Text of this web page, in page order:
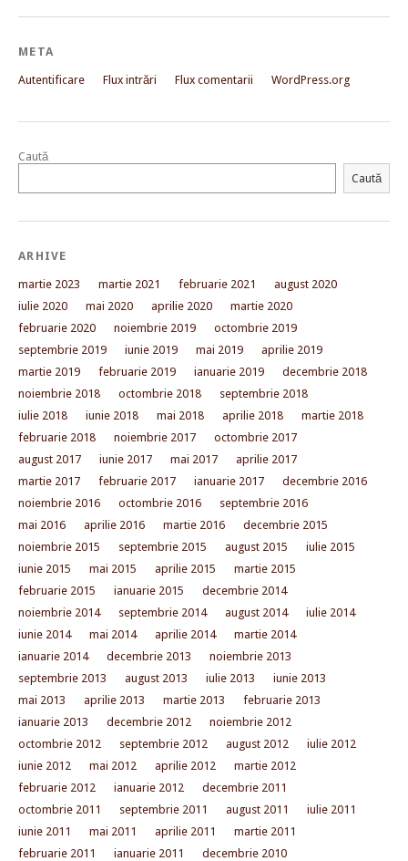
META
Autentificare Flux intrări Flux comentarii WordPress.org
Caută
Caută
ARHIVE
martie 2023 martie 2021 februarie 2021
august 2020
iulie 2020
mai 2020 aprilie 2020
martie 2020
februarie 2020
noiembrie 2019
octombrie 2019
septembrie 2019
iunie 2019 mai 2019
aprilie 2019
martie 2019
februarie 2019 ianuarie 2019
decembrie 2018
noiembrie 2018
octombrie 2018
septembrie 2018
iulie 2018
iunie 2018 mai 2018 aprilie 2018
martie 2018
februarie 2018
noiembrie 2017
octombrie 2017
august 2017
iunie 2017 mai 2017
aprilie 2017
martie 2017
februarie 2017 ianuarie 2017
decembrie 2016
noiembrie 2016
octombrie 2016
septembrie 2016
mai 2016
aprilie 2016 martie 2016
decembrie 2015
noiembrie 2015
septembrie 2015 august 2015
iulie 2015
iunie 2015
mai 2015 aprilie 2015
martie 2015
februarie 2015
ianuarie 2015
decembrie 2014
noiembrie 2014
septembrie 2014 august 2014
iulie 2014
iunie 2014
mai 2014 aprilie 2014
martie 2014
ianuarie 2014
decembrie 2013
noiembrie 2013
septembrie 2013
august 2013 iulie 2013
iunie 2013
mai 2013
aprilie 2013 martie 2013
februarie 2013
ianuarie 2013
decembrie 2012
noiembrie 2012
octombrie 2012
septembrie 2012 august 2012
iulie 2012
iunie 2012
mai 2012 aprilie 2012
martie 2012
februarie 2012
ianuarie 2012
decembrie 2011
octombrie 2011
septembrie 2011 august 2011
iulie 2011
iunie 2011
mai 2011 aprilie 2011
martie 2011
februarie 2011
ianuarie 2011 decembrie 2010